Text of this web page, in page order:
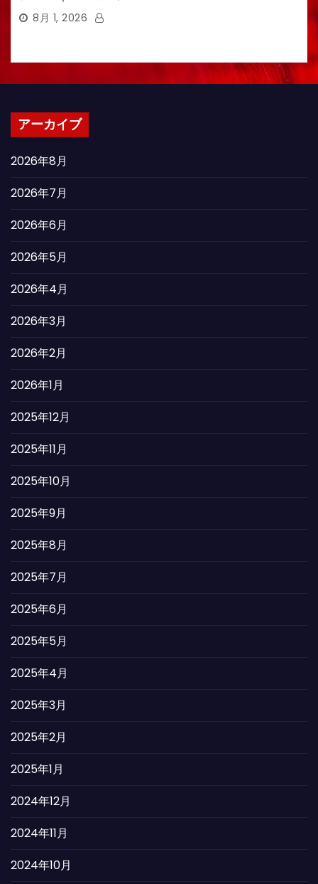
8月 1, 2026
アーカイブ
2026年8月
2026年7月
2026年6月
2026年5月
2026年4月
2026年3月
2026年2月
2026年1月
2025年12月
2025年11月
2025年10月
2025年9月
2025年8月
2025年7月
2025年6月
2025年5月
2025年4月
2025年3月
2025年2月
2025年1月
2024年12月
2024年11月
2024年10月